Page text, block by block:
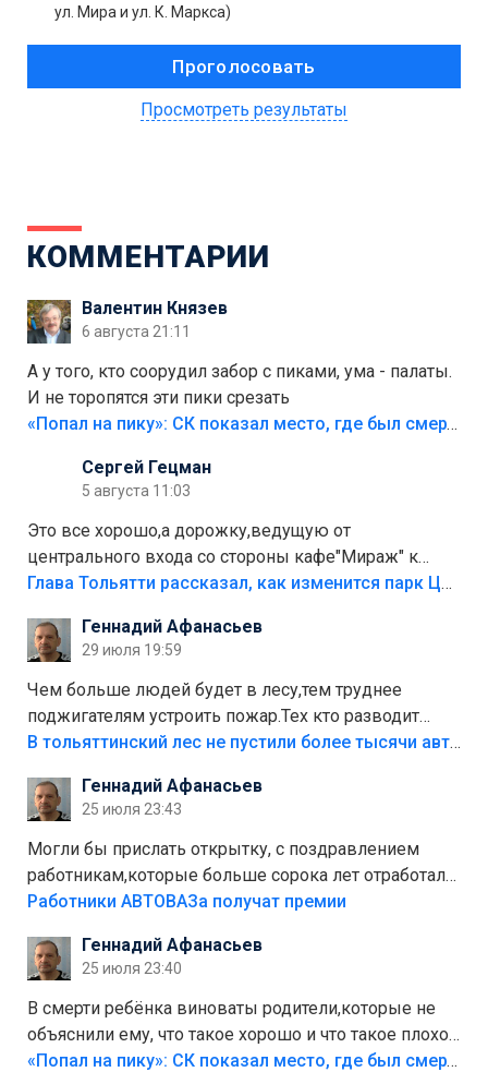
ул. Мира и ул. К. Маркса)
Просмотреть результаты
КОММЕНТАРИИ
Валентин Князев
6 августа 21:11
А у того, кто соорудил забор с пиками, ума - палаты.
И не торопятся эти пики срезать
«Попал на пику»: СК показал место, где был смертельно травмирован ребенок в Тольятти
Сергей Гецман
5 августа 11:03
Это все хорошо,а дорожку,ведущую от
центрального входа со стороны кафе"Мираж" к
аттракционам слабо доделать?А то бордюры
лежала в парке и испортилась.Да еще,видимо,часть
украли.
Глава Тольятти рассказал, как изменится парк Центрального района
Геннадий Афанасьев
29 июля 19:59
Чем больше людей будет в лесу,тем труднее
поджигателям устроить пожар.Тех кто разводит
костры,тех надо безбожно штрафовать.Камер полно
Штрафы мизерные.
В тольяттинский лес не пустили более тысячи автомобилей
Геннадий Афанасьев
25 июля 23:43
Могли бы прислать открытку, с поздравлением
работникам,которые больше сорока лет отработали
на предприятии.
Работники АВТОВАЗа получат премии
Геннадий Афанасьев
25 июля 23:40
В смерти ребёнка виноваты родители,которые не
объяснили ему, что такое хорошо и что такое плохо!
Лезть через такой забор,верх безумия,есть же
«Попал на пику»: СК показал место, где был смертельно травмирован ребенок в Тольятти